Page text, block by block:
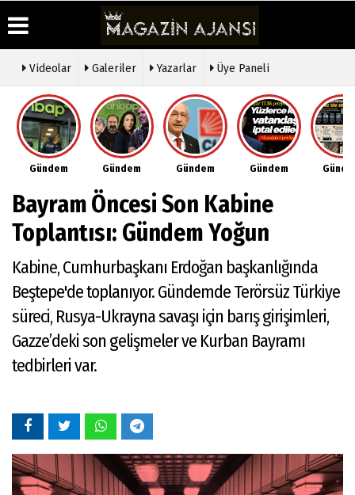
Üye Paneli
Haber
Arşivi
Gazete
Arşivi
Haberleri
Hava
Durumu
Gazete
Manşetleri
Anketler
Biyografiler
Köşe
Yazarları
Video
Galeri
Foto
Etkinlikler
Künye
İletişim
Çerez
Politikası
Videolar Galeriler Yazarlar Üye Paneli
Gündem Gündem Gündem Gündem
Bayram Öncesi Son Kabine
Toplantısı: Gündem Yoğun
Kabine, Cumhurbaşkanı Erdoğan başkanlığında
Beştepe'de toplanıyor. Gündemde Terörsüz Türkiye
süreci, Rusya-Ukrayna savaşı için barış girişimleri,
Gazze’deki son gelişmeler ve Kurban Bayramı
tedbirleri var.